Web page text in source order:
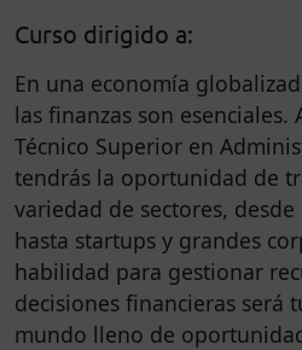
Curso dirigido a:
En una economía
las finanzas son esenciales.
Técnico Superior en
tendrás la oportunidad de
variedad de sectores,
hasta startups y grandes
habilidad para gestionar
decisiones financieras será
mundo lleno de